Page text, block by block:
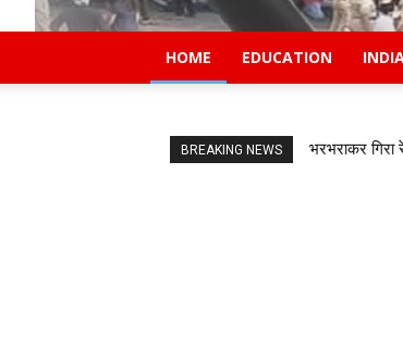
HOME EDUCATION
BREAKING NEWS भरभराकर